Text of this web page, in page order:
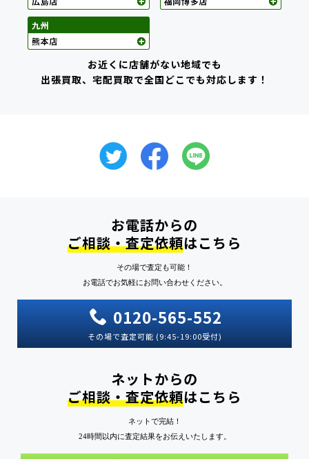
お近くに店舗がない地域でも
出張買取、宅配買取で全国どこでも対応します！
お電話からの
ご相談・査定依頼はこちら
その場で査定も可能！
お電話でお気軽にお問い合わせください。
0120-565-552
その場で査定可能 (9:45-19:00受付)
ネットからの
ご相談・査定依頼はこちら
ネットで完結！
24時間以内に査定結果をお伝えいたします。